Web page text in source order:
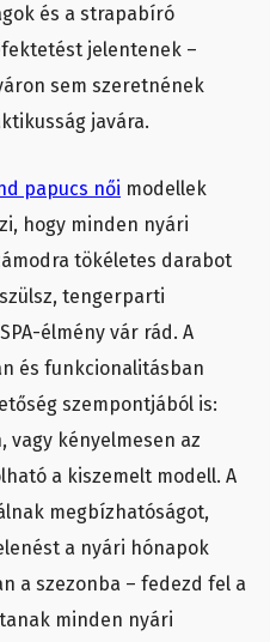
és a strapabíró
jelentenek –
sem szeretnének
javára.
papucs női modellek
hogy minden nyári
tökéletes darabot
tengerparti
élmény vár rád. A
és funkcionalitásban
szempontjából is:
vagy kényelmesen az
a kiszemelt modell. A
megbízhatóságot,
a nyári hónapok
a szezonba – fedezd fel a
minden nyári